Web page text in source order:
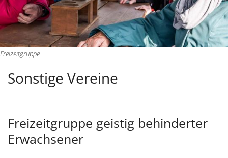
Freizeitgruppe
Sonstige Vereine
Freizeitgruppe geistig behinderter
Erwachsener